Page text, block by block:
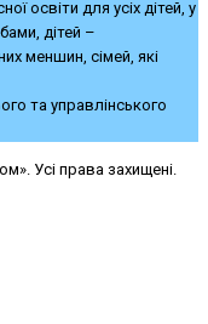
освіти для усіх дітей, у
дітей –
меншин, сімей, які
та управлінського
Усі права захищені.